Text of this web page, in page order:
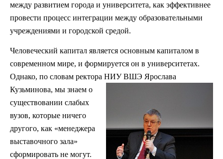
между развитием города и университета, как эффективнее
провести процесс интеграции между образовательными
учреждениями и городской средой.
Человеческий капитал является основным капиталом в
современном мире, и формируется он в университетах.
Однако, по словам ректора НИУ ВШЭ Ярослава
Кузьминова, мы знаем о
существовании слабых
вузов, которые ничего
другого, как «менеджера
выставочного зала»
сформировать не могут.